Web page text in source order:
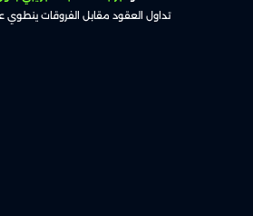
تداول العقود مقابل الفروقات ينطوي